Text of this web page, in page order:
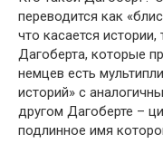
переводится как
что касается
Дагоберта, которые
немцев есть
историй» с
другом Дагоберте –
подлинное имя